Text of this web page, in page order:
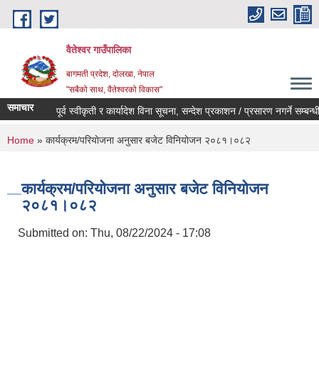
Skip to main content
वैतेश्वर गाउँपालिका
बागमती प्रदेश, दाेलखा, नेपाल
"सबैको साथ, वैतेश्वरको विकास"
समाचार पूर्व स्वीकृती र कार्यादेश विना सूचना, सन्देश प्रकाशन / प्रसारण नगर्ने सम्बन्धी
You are here
Home » कार्यक्रम/परियाेजना अनुसार बजेट विनियाेजन २०८१।०८२
कार्यक्रम/परियाेजना अनुसार बजेट विनियाेजन
२०८१।०८२
Submitted on: Thu, 08/22/2024 - 17:08